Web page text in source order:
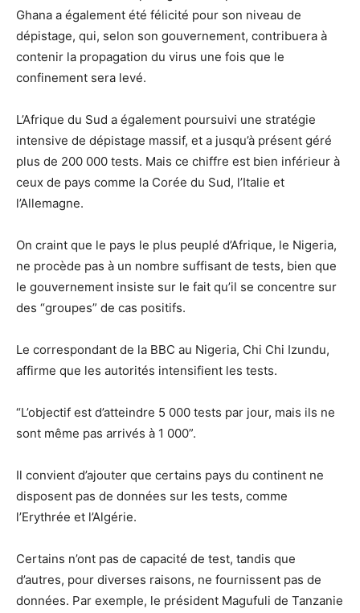
Ghana a également été félicité pour son niveau de
dépistage, qui, selon son gouvernement, contribuera à
contenir la propagation du virus une fois que le
confinement sera levé.
L’Afrique du Sud a également poursuivi une stratégie
intensive de dépistage massif, et a jusqu’à présent géré
plus de 200 000 tests. Mais ce chiffre est bien inférieur à
ceux de pays comme la Corée du Sud, l’Italie et
l’Allemagne.
On craint que le pays le plus peuplé d’Afrique, le Nigeria,
ne procède pas à un nombre suffisant de tests, bien que
le gouvernement insiste sur le fait qu’il se concentre sur
des “groupes” de cas positifs.
Le correspondant de la BBC au Nigeria, Chi Chi Izundu,
affirme que les autorités intensifient les tests.
“L’objectif est d’atteindre 5 000 tests par jour, mais ils ne
sont même pas arrivés à 1 000”.
Il convient d’ajouter que certains pays du continent ne
disposent pas de données sur les tests, comme
l’Erythrée et l’Algérie.
Certains n’ont pas de capacité de test, tandis que
d’autres, pour diverses raisons, ne fournissent pas de
données. Par exemple, le président Magufuli de Tanzanie